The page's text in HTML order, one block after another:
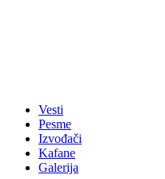
Vesti
Pesme
Izvođači
Kafane
Galerija